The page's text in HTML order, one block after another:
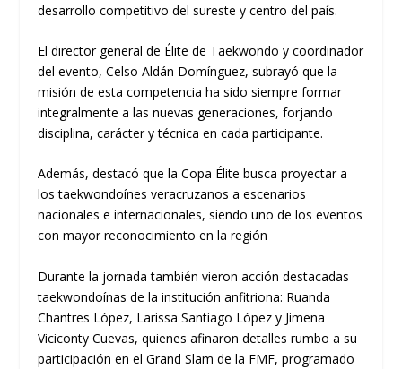
desarrollo competitivo del sureste y centro del país.
El director general de Élite de Taekwondo y coordinador
del evento, Celso Aldán Domínguez, subrayó que la
misión de esta competencia ha sido siempre formar
integralmente a las nuevas generaciones, forjando
disciplina, carácter y técnica en cada participante.
Además, destacó que la Copa Élite busca proyectar a
los taekwondoínes veracruzanos a escenarios
nacionales e internacionales, siendo uno de los eventos
con mayor reconocimiento en la región
Durante la jornada también vieron acción destacadas
taekwondoínas de la institución anfitriona: Ruanda
Chantres López, Larissa Santiago López y Jimena
Viciconty Cuevas, quienes afinaron detalles rumbo a su
participación en el Grand Slam de la FMF, programado